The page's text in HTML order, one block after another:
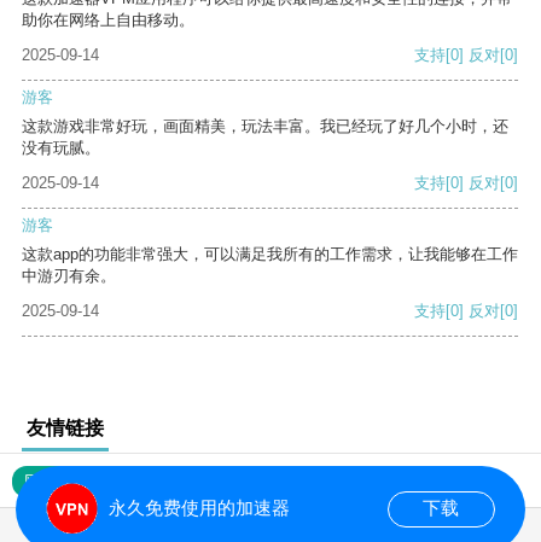
助你在网络上自由移动。
2025-09-14
支持[0] 反对[0]
游客
这款游戏非常好玩，画面精美，玩法丰富。我已经玩了好几个小时，还
没有玩腻。
2025-09-14
支持[0] 反对[0]
游客
这款app的功能非常强大，可以满足我所有的工作需求，让我能够在工作
中游刃有余。
2025-09-14
支持[0] 反对[0]
友情链接
网站地图
永久免费使用的加速器 下载